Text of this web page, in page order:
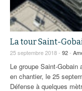
La tour Saint-
25 septembre 2018 - 92-
Le groupe Saint-
en chantier, le 25
Défense à quelques